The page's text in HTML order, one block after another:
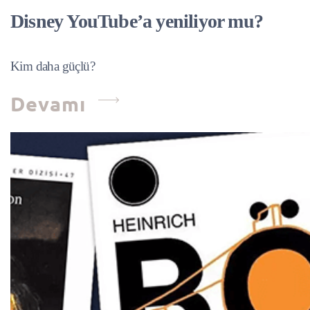
Disney YouTube’a yeniliyor mu?
Kim daha güçlü?
Devamı